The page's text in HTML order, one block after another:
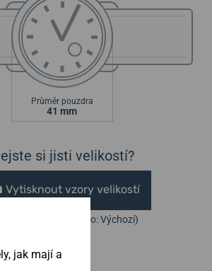
Průměr pouzdra
41 mm
si jisti velikostí?
Vytisknout vzory velikostí
tisku nastavte Měřítko: Výchozí)
jak mají a